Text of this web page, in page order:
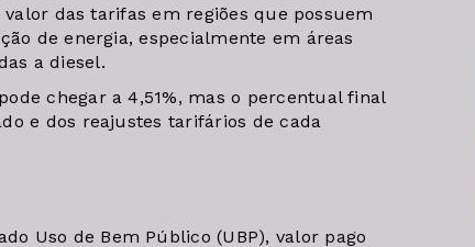
das tarifas em regiões que possuem
de energia, especialmente em áreas
a diesel.
chegar a 4,51%, mas o percentual final
e dos reajustes tarifários de cada
Uso de Bem Público (UBP), valor pago